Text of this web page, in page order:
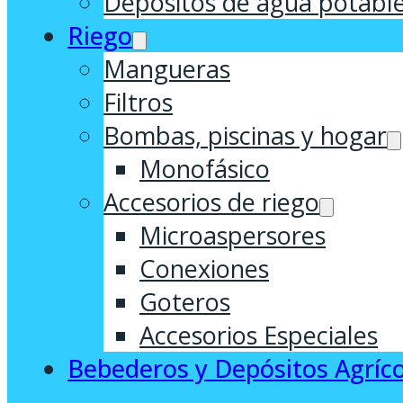
Riego
Mangueras
Filtros
Bombas, piscinas y hogar
Monofásico
Accesorios de riego
Microaspersores
Conexiones
Goteros
Accesorios Especiales
Bebederos y Depósitos